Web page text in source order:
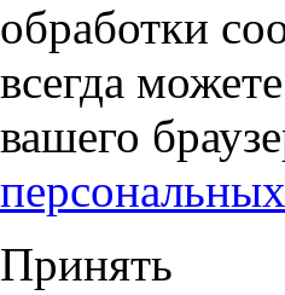
обработки
всегда
вашего
Принять